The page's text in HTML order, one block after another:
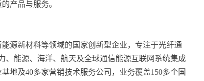
产品与服务。
源新材料等领域的国家创新型企业，专注于光纤通
、能源、海洋、航天及全球通信能源互联网系统集成
地及40多家营销技术服务公司，业务覆盖150多个国